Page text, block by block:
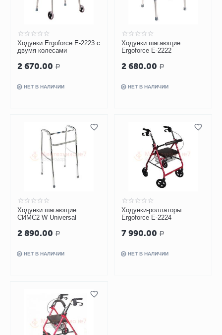
Ходунки Ergoforce Е-2223 с
двумя колесами
2 670.00 Р
НЕТ В НАЛИЧИИ
Ходунки шагающие
Ergoforce Е-2222
2 680.00 Р
НЕТ В НАЛИЧИИ
Ходунки шагающие
СИМС2 W Universal
2 890.00 Р
НЕТ В НАЛИЧИИ
Ходунки-роллаторы
Ergoforce Е-2224
7 990.00 Р
НЕТ В НАЛИЧИИ